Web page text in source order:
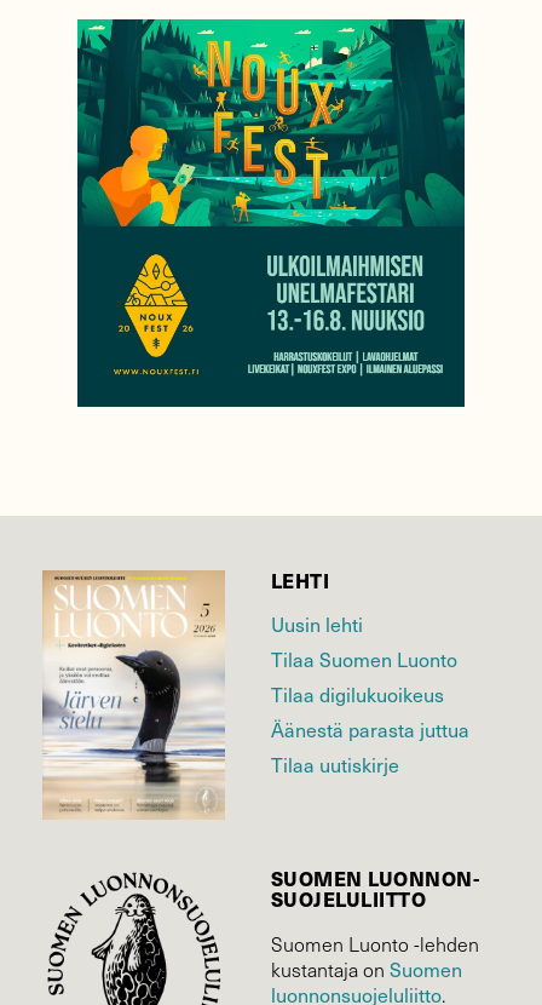
LEHTI
Uusin lehti
Tilaa Suomen Luonto
Tilaa digilukuoikeus
Äänestä parasta juttua
Tilaa uutiskirje
SUOMEN LUONNON­
SUOJELU­LIITTO
Suomen Luonto -lehden
kustantaja on Suomen
luonnonsuojelu­liitto.